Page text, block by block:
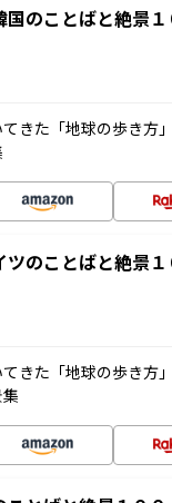
のことばと絶景
きた「地球の歩き方
ツのことばと絶景
きた「地球の歩き方